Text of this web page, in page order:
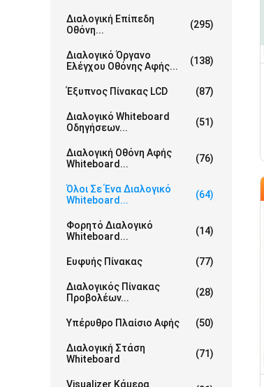
Διαλογική Επίπεδη
Οθόνη...
(295)
Διαλογικό Όργανο
Ελέγχου Οθόνης Αφής...
(138)
Έξυπνος Πίνακας LCD (87)
Διαλογικό Whiteboard
Οδηγήσεων...
(51)
Διαλογική Οθόνη Αφής
Whiteboard...
(76)
Όλοι Σε Ένα Διαλογικό
Whiteboard...
(64)
Φορητό Διαλογικό
Whiteboard...
(14)
Ευφυής Πίνακας (77)
Διαλογικός Πίνακας
Προβολέων...
(28)
Υπέρυθρο Πλαίσιο Αφής (50)
Διαλογική Στάση
Whiteboard
(71)
Visualizer Κάμερα